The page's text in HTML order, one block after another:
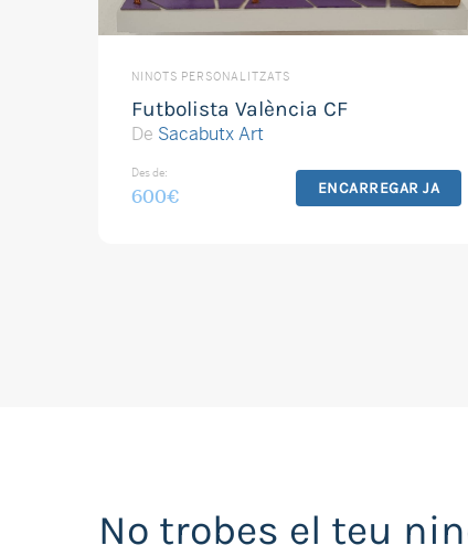
NINOTS PERSONALITZATS
Futbolista València CF
De Sacabutx Art
Des de:
600€ ENCARREGAR JA
No trobes el teu